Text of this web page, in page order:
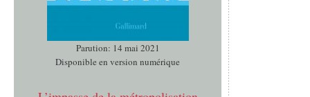
Parution: 14 mai 2021
Disponible en version numérique